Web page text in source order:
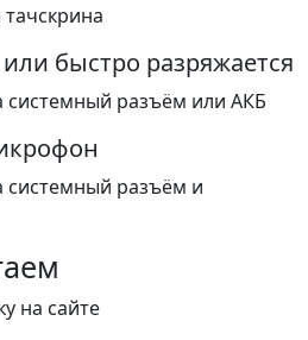
быстро разряжается
разъём или АКБ
разъём и
на сайте